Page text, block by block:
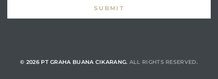
© 2026 PT GRAHA BUANA CIKARANG. ALL RIGHTS RESERVED.